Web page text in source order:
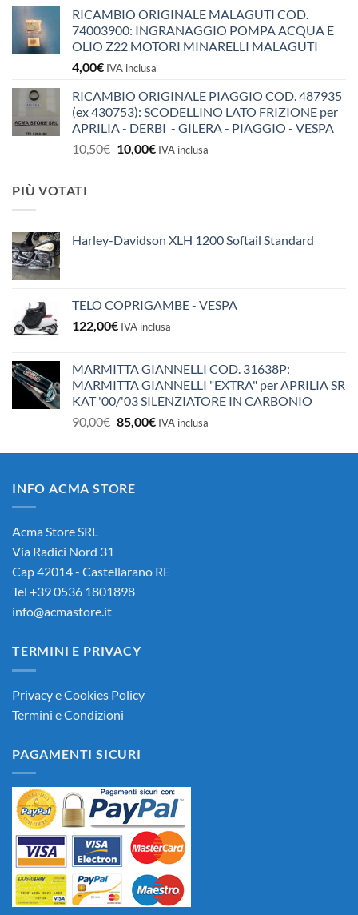
RICAMBIO ORIGINALE MALAGUTI COD.
74003900: INGRANAGGIO POMPA ACQUA E
OLIO Z22 MOTORI MINARELLI MALAGUTI
4,00€ IVA inclusa
RICAMBIO ORIGINALE PIAGGIO COD. 487935
(ex 430753): SCODELLINO LATO FRIZIONE per
APRILIA - DERBI - GILERA - PIAGGIO - VESPA
10,50€ Il
10,00€IlIVA inclusa
PIÙ VOTATI
Harley-Davidson XLH 1200 Softail Standard
TELO COPRIGAMBE - VESPA
122,00€ IVA inclusa
MARMITTA GIANNELLI COD. 31638P:
MARMITTA GIANNELLI "EXTRA" per APRILIA SR
KAT '00/'03 SILENZIATORE IN CARBONIO
90,00€ Il
originale
90,00€.
85,00€Il
attuale
IVA inclusa
INFO ACMA STORE
Acma Store SRL
Via Radici Nord 31
Cap 42014 - Castellarano RE
Tel +39 0536 1801898
info@acmastore.it
TERMINI E PRIVACY
Privacy e Cookies Policy
Termini e Condizioni
PAGAMENTI SICURI